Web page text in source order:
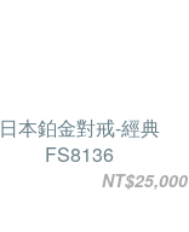
日本鉑金對戒-經典
FS8136
NT$25,000